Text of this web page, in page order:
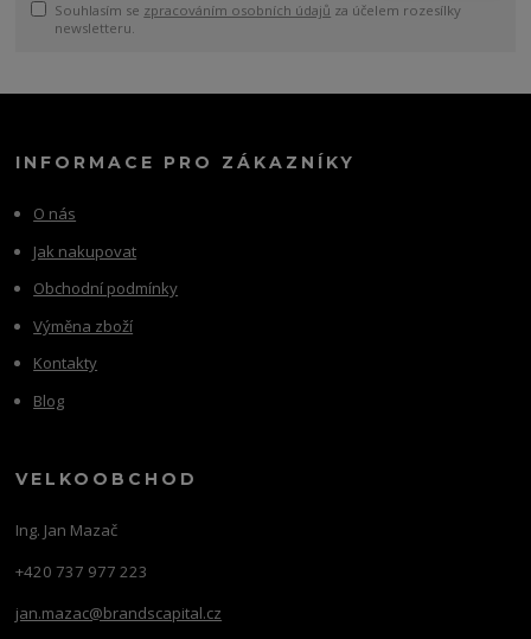
Souhlasím se zpracováním osobních údajů za účelem rozesílky
newsletteru.
INFORMACE PRO ZÁKAZNÍKY
O nás
Jak nakupovat
Obchodní podmínky
Výměna zboží
Kontakty
Blog
VELKOOBCHOD
Ing. Jan Mazač
+420 737 977 223
jan.mazac@brandscapital.cz